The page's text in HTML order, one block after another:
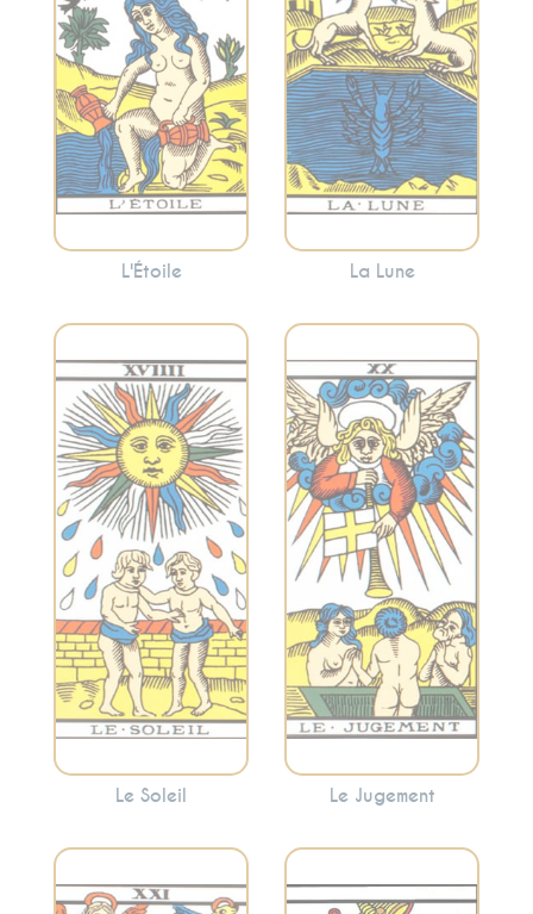
que des moments
de calme et de
réflexion peuvent
apporter la clarté.
L'Étoile
des périodes de
confusion
émotionnelle ou
l’appel à écouter
votre intuition.
La Lune
Symbolise la joie, la
réussite, la vitalité
et la clarté. Le
Soleil apporte une
énergie positive et
encourage à
embrasser la
lumière.
Le Soleil
Représente la
réévaluation, la
transformation et
l’appel intérieur. Le
Jugement peut
indiquer une
période de
réflexion et de
renaissance
personnelle.
Le Jugement